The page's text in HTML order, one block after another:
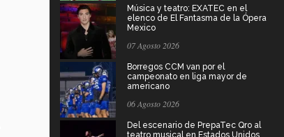
Música y teatro: EXATEC en el
elenco de El Fantasma de la Ópera
Mexico
07 Agosto 2026
Borregos CCM van por el
campeonato en liga mayor de
americano
06 Agosto 2026
Del escenario de PrepaTec Qro al
teatro musical en Estados Unidos